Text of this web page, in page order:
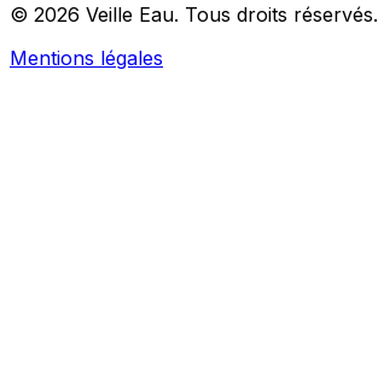
© 2026 Veille Eau. Tous droits réservés.
Mentions légales